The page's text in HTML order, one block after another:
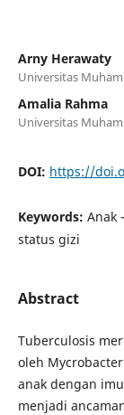
Arny Herawaty
Universitas
Amalia Rahma
Universitas
DOI: https://
Keywords: Anak
status gizi
Abstract
Tuberculosis
oleh
anak dengan
menjadi